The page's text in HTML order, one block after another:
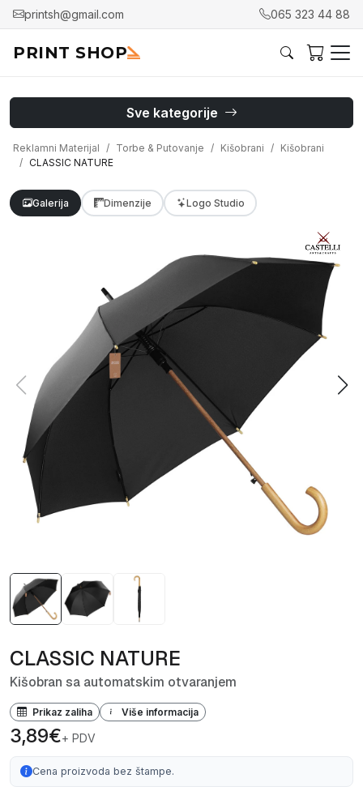
printsh@gmail.com 065 323 44 88
PRINT SHOP
Sve kategorije
Reklamni Materijal Torbe & Putovanje Kišobrani
Kišobrani
CLASSIC NATURE
Galerija Dimenzije Logo Studio
CLASSIC NATURE
Kišobran sa automatskim otvaranjem
Prikaz zaliha Više informacija
3,89€+ PDV
Cena proizvoda bez štampe.